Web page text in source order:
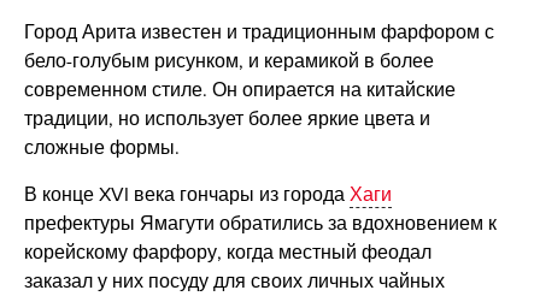
Город Арита известен и традиционным фарфором с
бело-голубым рисунком, и керамикой в более
современном стиле. Он опирается на китайские
традиции, но использует более яркие цвета и
сложные формы.
В конце XVI века гончары из города Хаги
префектуры Ямагути обратились за вдохновением к
корейскому фарфору, когда местный феодал
заказал у них посуду для своих личных чайных